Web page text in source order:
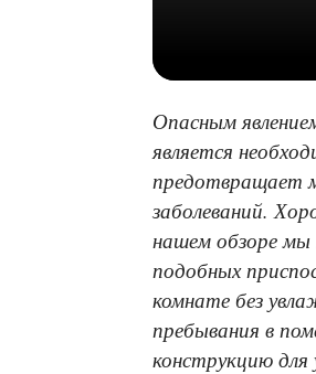
Опасным
является
предотвращает
заболеваний.
нашем обзоре мы
подобных
комнате без
пребывания в
конструкцию для